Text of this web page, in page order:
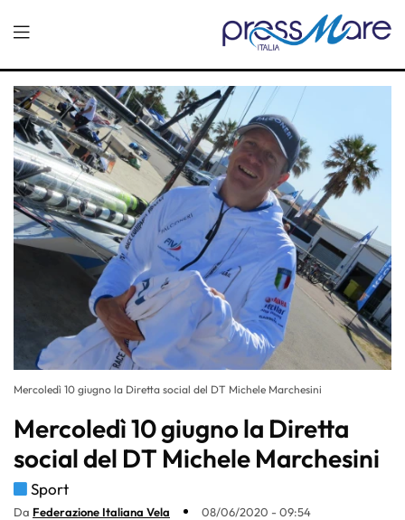
Mercoledì 10 giugno la Diretta social del DT Michele Marchesini
Mercoledì 10 giugno la Diretta
social del DT Michele Marchesini
Sport
Da Federazione Italiana Vela 08/06/2020 - 09:54